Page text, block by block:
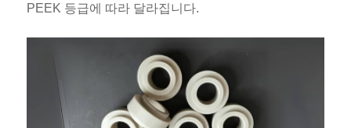
PEEK 등급에 따라 달라집니다.